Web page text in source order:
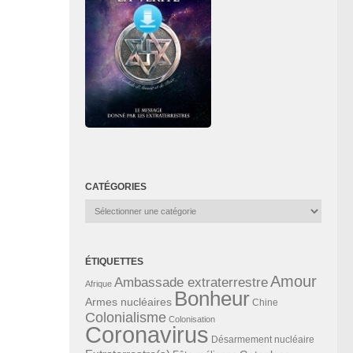
CATÉGORIES
Catégories
ÉTIQUETTES
Afrique Ambassade extraterrestreAmour
Armes nucléaires Bonheur Chine
Colonialisme Colonisation
Coronavirus Désarmement nucléaire